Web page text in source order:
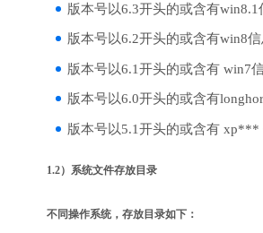
版本号以6.3开头的或含有
版本号以6.2开头的或含有win8
版本号以6.1开头的或含有 win7
版本号以6.0开头的或含有
版本号以5.1开头的或含有
1.2）系统文件存放目录
不同操作系统，存放目录如下：